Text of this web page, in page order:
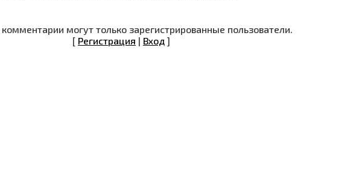
могут только зарегистрированные пользователи.
[ Регистрация | Вход ]